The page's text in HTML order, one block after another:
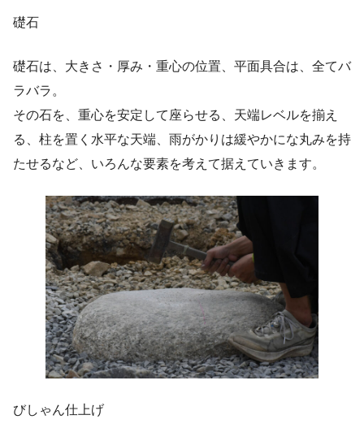
礎石
礎石は、大きさ・厚み・重心の位置、平面具合は、全てバ
ラバラ。
その石を、重心を安定して座らせる、天端レベルを揃え
る、柱を置く水平な天端、雨がかりは緩やかにな丸みを持
たせるなど、いろんな要素を考えて据えていきます。
びしゃん仕上げ